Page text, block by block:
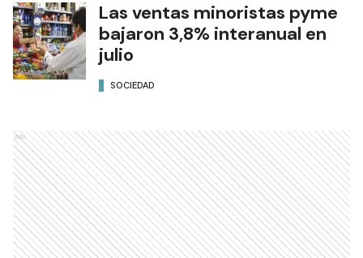
Las ventas minoristas pyme
bajaron 3,8% interanual en
julio
SOCIEDAD
Ads